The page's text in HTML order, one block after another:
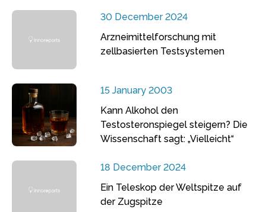
30 December 2024
Arzneimittelforschung mit
zellbasierten Testsystemen
15 January 2003
Kann Alkohol den
Testosteronspiegel steigern? Die
Wissenschaft sagt: „Vielleicht“
18 December 2024
Ein Teleskop der Weltspitze auf
der Zugspitze